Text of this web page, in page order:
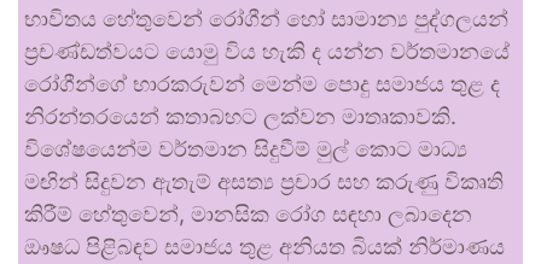
භාවිතය හේතුවෙන් රෝගීන් හෝ සාමාන්‍ය පුද්ගලයන්
ප්‍රචණ්ඩත්වයට යොමු විය හැකි ද යන්න වර්තමානයේ
රෝගීන්ගේ භාරකරුවන් මෙන්ම පොදු සමාජය තුළ ද
නිරන්තරයෙන් කතාබහට ලක්වන මාතෘකාවකි.
විශේෂයෙන්ම වර්තමාන සිදුවීම් මුල් කොට මාධ්‍ය
මඟින් සිදුවන ඇතැම් අසත්‍ය ප්‍රචාර සහ කරුණු විකෘති
කිරීම් හේතුවෙන්, මානසික රෝග සඳහා ලබාදෙන
ඖෂධ පිළිබඳව සමාජය තුළ අනියත බියක් නිර්මාණය